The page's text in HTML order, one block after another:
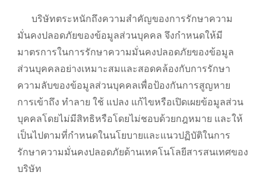
บริษัทตระหนักถึงความสำคัญของการรักษาความ
มั่นคงปลอดภัยของข้อมูลส่วนบุคคล จึงกำหนดให้มี
มาตรการในการรักษาความมั่นคงปลอดภัยของข้อมูล
ส่วนบุคคลอย่างเหมาะสมและสอดคล้องกับการรักษา
ความลับของข้อมูลส่วนบุคคลเพื่อป้องกันการสูญหาย
การเข้าถึง ทำลาย ใช้ แปลง แก้ไขหรือเปิดเผยข้อมูลส่วน
บุคคลโดยไม่มีสิทธิหรือโดยไม่ชอบด้วยกฎหมาย และให้
เป็นไปตามที่กำหนดในนโยบายและแนวปฏิบัติในการ
รักษาความมั่นคงปลอดภัยด้านเทคโนโลยีสารสนเทศของ
บริษัท